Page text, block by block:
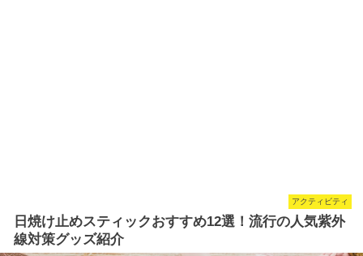
アクティビティ
日焼け止めスティックおすすめ12選！流行の人気紫外
線対策グッズ紹介